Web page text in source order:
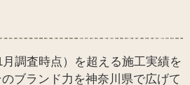
調査時点）を超える施工実績を
ブランド力を神奈川県で広げて